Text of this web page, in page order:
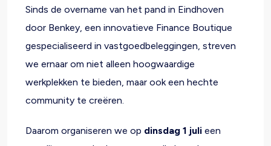
Sinds de overname van het pand in Eindhoven
door Benkey, een innovatieve Finance Boutique
gespecialiseerd in vastgoedbeleggingen, streven
we ernaar om niet alleen hoogwaardige
werkplekken te bieden, maar ook een hechte
community te creëren.
Daarom organiseren we op dinsdag 1 juli een